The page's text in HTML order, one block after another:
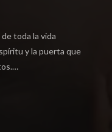
toda la vida
y la puerta que